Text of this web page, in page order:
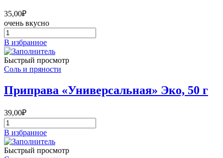
г
35,00₽
очень вкусно
Количество
товара
Приправа
для
курицы
40
г
В избранное
Быстрый просмотр
Соль и пряности
Приправа «Универсальная» Эко, 50 г
39,00₽
Количество
товара
Приправа
"Универсальная"
В избранное
Быстрый просмотр